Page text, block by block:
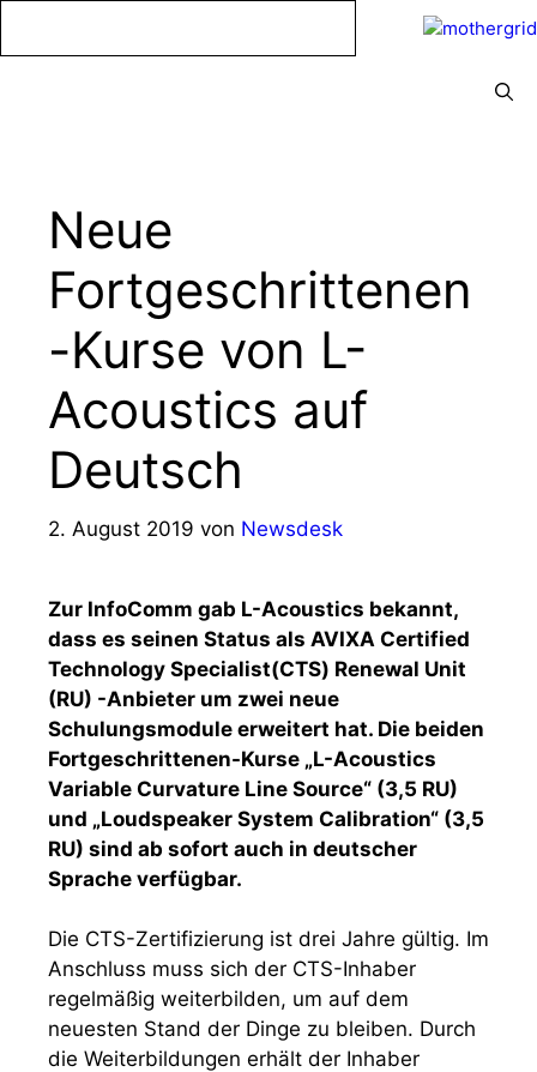
Neue
Fortgeschrittenen
-Kurse von L-
Acoustics auf
Deutsch
2. August 2019 von Newsdesk
Zur InfoComm gab L-Acoustics bekannt,
dass es seinen Status als AVIXA Certified
Technology Specialist(CTS) Renewal Unit
(RU) -Anbieter um zwei neue
Schulungsmodule erweitert hat. Die beiden
Fortgeschrittenen-Kurse „L-Acoustics
Variable Curvature Line Source“ (3,5 RU)
und „Loudspeaker System Calibration“ (3,5
RU) sind ab sofort auch in deutscher
Sprache verfügbar.
Die CTS-Zertifizierung ist drei Jahre gültig. Im
Anschluss muss sich der CTS-Inhaber
regelmäßig weiterbilden, um auf dem
neuesten Stand der Dinge zu bleiben. Durch
die Weiterbildungen erhält der Inhaber